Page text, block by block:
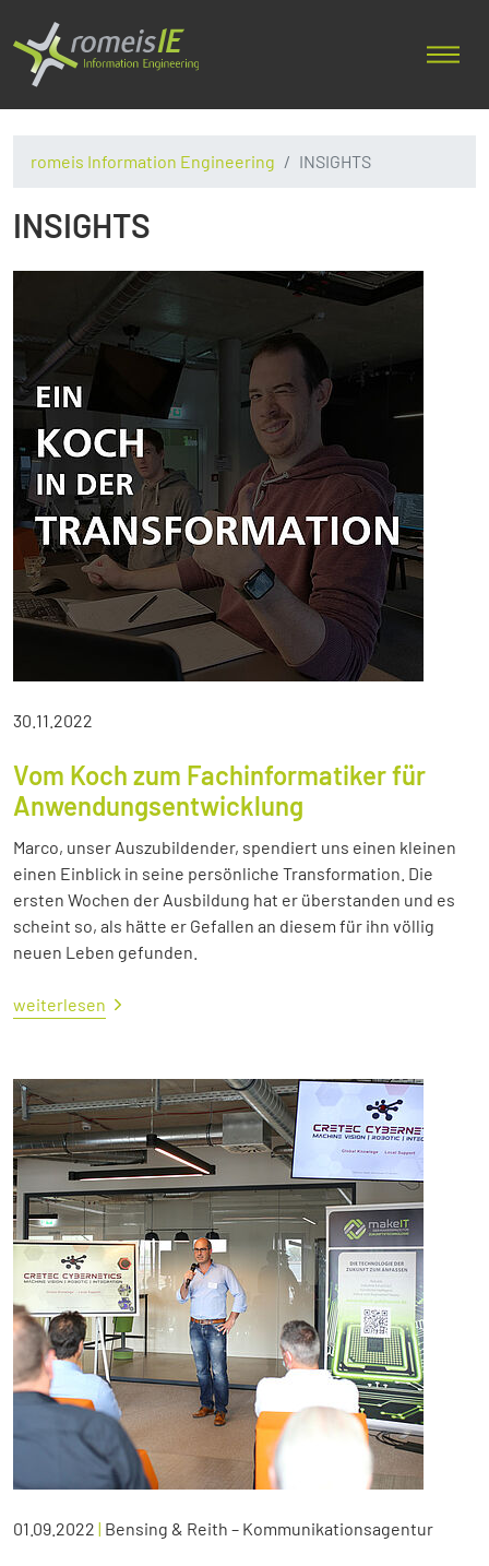
romeis Information Engineering INSIGHTS
INSIGHTS
30.11.2022
Vom Koch zum Fachinformatiker für
Anwendungsentwicklung
Marco, unser Auszubildender, spendiert uns einen kleinen
einen Einblick in seine persönliche Transformation. Die
ersten Wochen der Ausbildung hat er überstanden und es
scheint so, als hätte er Gefallen an diesem für ihn völlig
neuen Leben gefunden.
weiterlesen
01.09.2022 | Bensing & Reith – Kommunikationsagentur